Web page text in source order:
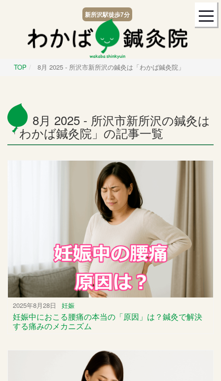
新所沢駅徒歩7分
TOP 8月 2025 - 所沢市新所沢の鍼灸は「わかば鍼灸院」
8月 2025 - 所沢市新所沢の鍼灸は
「わかば鍼灸院」の記事一覧
2025年8月28日 妊娠
妊娠中におこる腰痛の本当の「原因」は？鍼灸で解決
する痛みのメカニズム